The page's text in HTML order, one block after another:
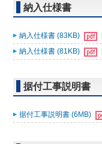
納入仕様書
納入仕様書 (83KB)
納入仕様書 (81KB)
据付工事説明書
据付工事説明書 (6MB)